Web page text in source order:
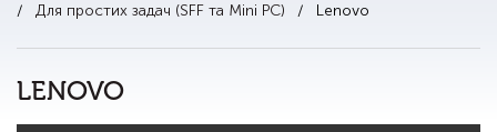
Для простих задач (SFF та Mini PC)
Lenovo
LENOVO